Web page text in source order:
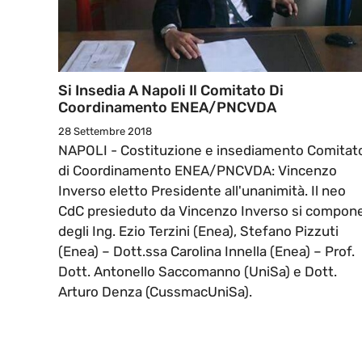
Si Insedia A Napoli Il Comitato Di
Coordinamento ENEA/PNCVDA
28 Settembre 2018
NAPOLI - Costituzione e insediamento
di Coordinamento ENEA/PNCVDA: Vincenzo
Inverso eletto Presidente all'unanimità. Il neo
CdC presieduto da Vincenzo Inverso si
degli Ing. Ezio Terzini (Enea), Stefano Pizzuti
(Enea) – Dott.ssa Carolina Innella (Enea) – Prof.
Dott. Antonello Saccomanno (UniSa) e Dott.
Arturo Denza (CussmacUniSa).